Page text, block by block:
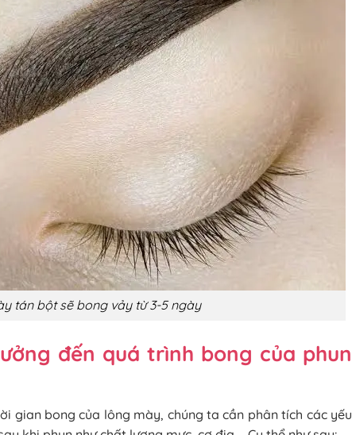
tán bột sẽ bong vảy từ 3-5 ngày
đến quá trình bong của phun
gian bong của lông mày, chúng ta cần phân tích các yếu